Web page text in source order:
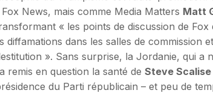
News, mais comme Media Matters Matt
« les points de discussion de Fox
dans les salles de commission
». Sans surprise, la Jordanie, qui a
remis en question la santé de Steve Scalise
du Parti républicain – et peu de